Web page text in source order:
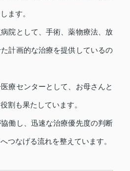
ます。
院として、手術、薬物療法、放
計画的な治療を提供しているの
療センターとして、お母さんと
割も果たしています。
働し、迅速な治療優先度の判断
つなげる流れを整えています。